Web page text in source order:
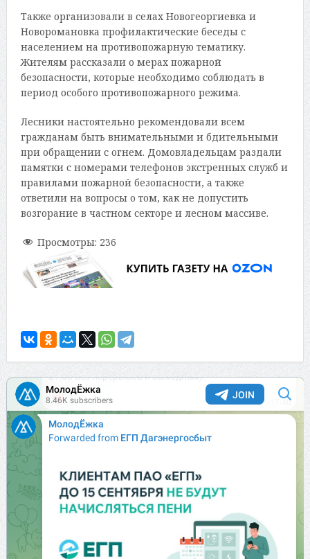
Также организовали в селах Новогеоргиевка и
Новоромановка профилактические беседы с
населением на противопожарную тематику.
Жителям рассказали о мерах пожарной
безопасности, которые необходимо соблюдать в
период особого противопожарного режима.
Лесники настоятельно рекомендовали всем
гражданам быть внимательными и бдительными
при обращении с огнем. Домовладельцам раздали
памятки с номерами телефонов экстренных служб и
правилами пожарной безопасности, а также
ответили на вопросы о том, как не допустить
возгорание в частном секторе и лесном массиве.
Просмотры: 236